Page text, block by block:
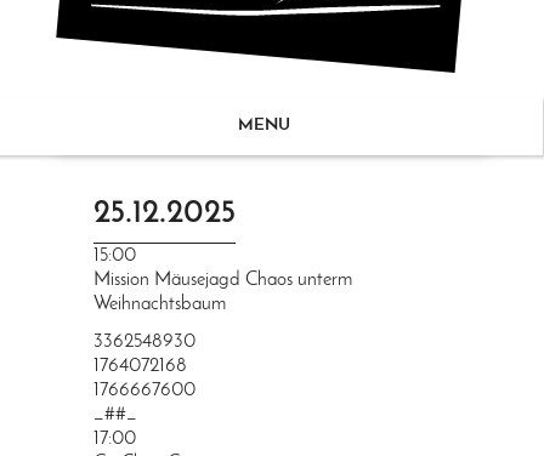
MENU
25.12.2025
15:00
Mission Mäusejagd Chaos unterm
Weihnachtsbaum
3362548930
1764072168
1766667600
_##_
17:00